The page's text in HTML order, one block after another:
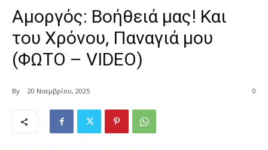
Αμοργός: Βοήθειά μας! Και
του Χρόνου, Παναγιά μου
(ΦΩΤΟ – VIDEO)
By 20 Νοεμβρίου, 2025 0